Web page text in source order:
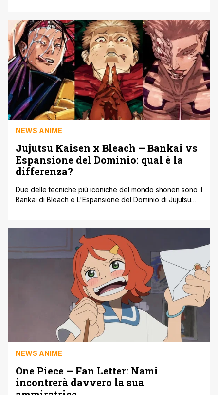
Jaygarcia Saturn dopo che questi ha rivelato la sua forma
demoniaca. Anche se Sanji è riuscito a salvarla in
precedenza [']
NEWS ANIME
Jujutsu Kaisen x Bleach – Bankai vs
Espansione del Dominio: qual è la
differenza?
Due delle tecniche più iconiche del mondo shonen sono il
Bankai di Bleach e L'Espansione del Dominio di Jujutsu
funzionale esistono differenze profonde. Il Bankai:
l'esplosione del potere interiore Nel mondo creato da
Tite Kubo, il Bankai è la seconda e [']
NEWS ANIME
One Piece – Fan Letter: Nami
incontrerà davvero la sua